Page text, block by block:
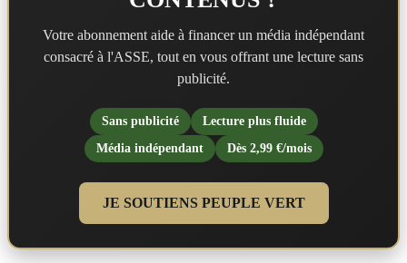
Votre abonnement aide à financer un média indépendant
consacré à l'ASSE, tout en vous offrant une lecture sans
publicité.
Sans publicité
Lecture plus fluide
Média indépendant
Dès 2,99 €/mois
JE SOUTIENS PEUPLE VERT